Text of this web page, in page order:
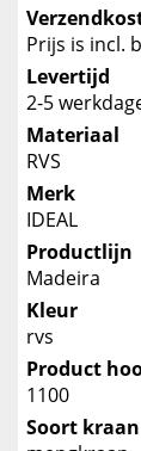
Prijs is incl.
Levertijd
2-5
Materiaal
RVS
Merk
IDEAL
Productlijn
Madeira
Kleur
rvs
Product
1100
Soort kraan